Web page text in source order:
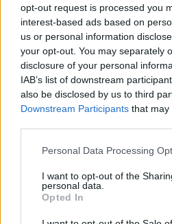
opt-out request is processed you
interest-based ads based on
us or personal information
your opt-out. You may separately
disclosure of your personal
IAB’s list of downstream
also be disclosed by us to third
Downstream Participants that may
Personal Data Processing
I want to opt-out of the
personal data.
Opted In
Credito d'imposta sugli
incrementali su quotidiani,
televisive e r
Agenzia delle Entrate
1.406 euro
2025-09-16
PR VENETO FSE+ 2021-
3.316 euro
2025-01-31
Esonero dal versamento